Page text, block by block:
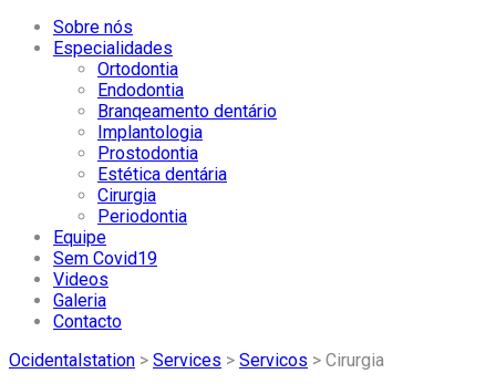
Sobre nós
Especialidades
Ortodontia
Endodontia
Branqeamento dentário
Implantologia
Prostodontia
Estética dentária
Cirurgia
Periodontia
Equipe
Sem Covid19
Videos
Galeria
Contacto
Ocidentalstation > Services > Servicos > Cirurgia